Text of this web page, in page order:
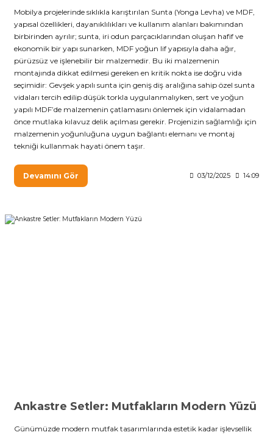
Mobilya projelerinde sıklıkla karıştırılan Sunta (Yonga Levha) ve MDF,
yapısal özellikleri, dayanıklılıkları ve kullanım alanları bakımından
birbirinden ayrılır; sunta, iri odun parçacıklarından oluşan hafif ve
ekonomik bir yapı sunarken, MDF yoğun lif yapısıyla daha ağır,
pürüzsüz ve işlenebilir bir malzemedir. Bu iki malzemenin
montajında dikkat edilmesi gereken en kritik nokta ise doğru vida
seçimidir: Gevşek yapılı sunta için geniş diş aralığına sahip özel sunta
vidaları tercih edilip düşük torkla uygulanmalıyken, sert ve yoğun
yapılı MDF’de malzemenin çatlamasını önlemek için vidalamadan
önce mutlaka kılavuz delik açılması gerekir. Projenizin sağlamlığı için
malzemenin yoğunluğuna uygun bağlantı elemanı ve montaj
tekniği kullanmak hayati önem taşır.
Devamını Gör 03/12/2025 14:09
Ankastre Setler: Mutfakların Modern Yüzü
Günümüzde modern mutfak tasarımlarında estetik kadar işlevsellik